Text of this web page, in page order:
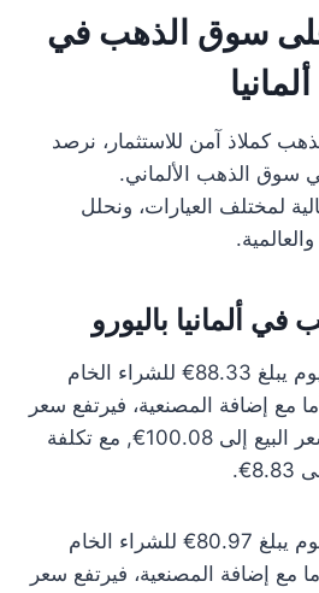
سوق الذهب في
ألمانيا
كملاذ آمن للاستثمار، نرصد
سوق الذهب الألماني.
لمختلف العيارات، ونحلل
في ألمانيا باليورو
سعر الذهب عيار 24 اليوم يبلغ 88.33€ للشراء الخام
أما مع إضافة المصنعية، فيرتفع سعر
الشراء إلى 97.17€ وسعر البيع إلى 100.08€, مع تكلفة
سعر الذهب عيار 22 اليوم يبلغ 80.97€ للشراء الخام
أما مع إضافة المصنعية، فيرتفع سعر